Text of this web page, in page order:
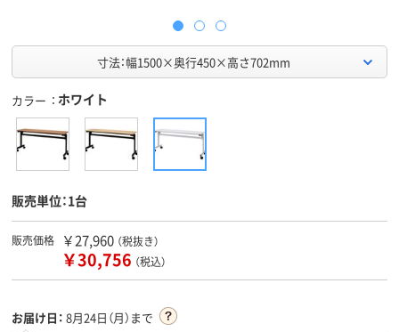
寸法：幅1500×奥行450×高さ702mm
カラー ホワイト
販売単位：1台
販売価格 ￥27,960 （税抜き）
￥30,756 （税込）
お届け日： 8月24日（月）まで